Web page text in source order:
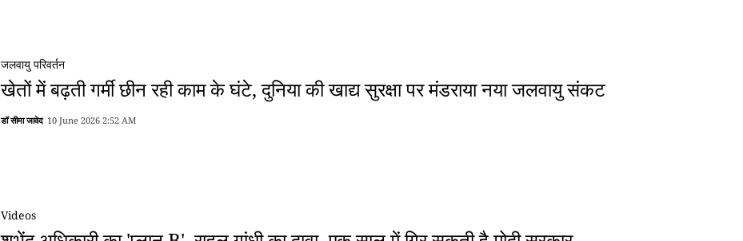
जलवायु परिवर्तन
खेतों में बढ़ती गर्मी छीन रही काम के घंटे, दुनिया की खाद्य सुरक्षा पर मंडराया नया जलवायु संकट
डॉ सीमा जावेद 10 June 2026 2:52 AM
Videos